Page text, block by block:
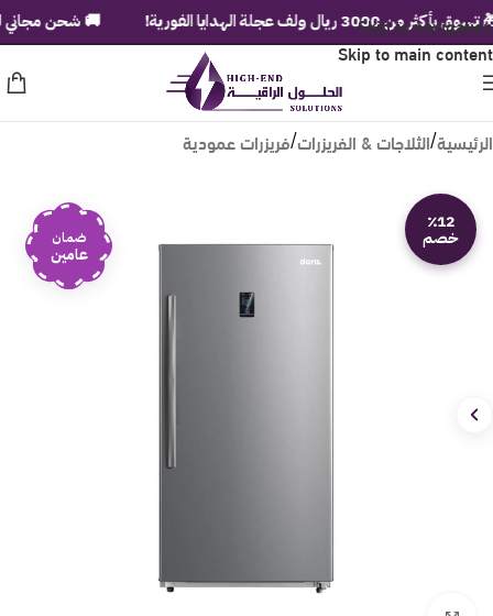
Skip to navigation
Skip to main content
الرئيسية/الثلاجات & الفريزرات/فريزرات عمودية
٪12
خصم ضمان
عامين
ريال ولف عجلة الهدايا الفورية! 🚚 شحن مجاني لباب